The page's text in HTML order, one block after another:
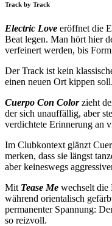
Track by Track
Electric Love eröffnet die
Beat legen. Man hört hier
verfeinert werden, bis
Der Track ist kein
einen neuen Ort kippen
Cuerpo Con Colorzieht
der sich unauffällig, aber
verdichtete Erinnerung an
Im Clubkontext glänzt
merken, dass sie längst
aber keineswegs
Mit Tease Me wechselt die
während orientalisch
permanenter Spannung:
so reizvoll.